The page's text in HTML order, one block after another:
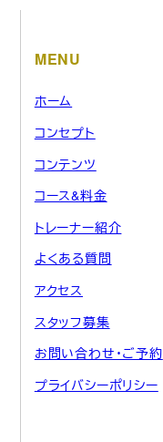
MENU
ホーム
コンセプト
コンテンツ
コース&料金
トレーナー紹介
よくある質問
アクセス
スタッフ募集
お問い合わせ・ご予約
プライバシーポリシー